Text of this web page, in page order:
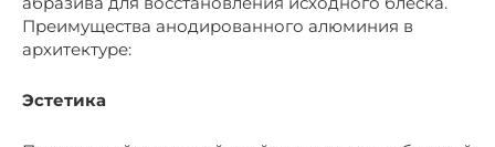
Преимущества анодированного алюминия в
архитектуре:
Эстетика